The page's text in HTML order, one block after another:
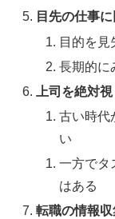
目先の仕事
目的を見
長期的に
上司を絶対
古い時代
い
一方でタ
はある
転職の情報